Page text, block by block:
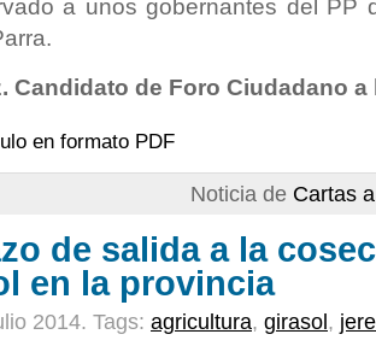
a unos gobernantes del PP
Candidato de Foro Ciudadano a
en formato PDF
Noticia de Cartas
de salida a la
en la provincia
2014. Tags: agricultura, girasol ,